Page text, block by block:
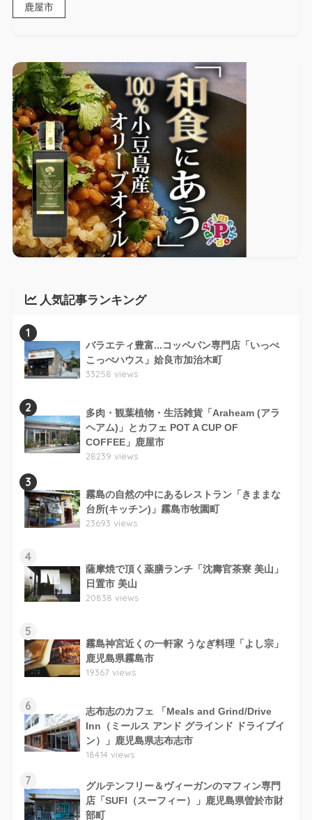
鹿屋市
人気記事ランキング
1
バラエティ豊富...コッペパン専門店「いっぺ
こっぺハウス」姶良市加治木町
33258 views
2
多肉・観葉植物・生活雑貨「Araheam (アラ
ヘアム)」とカフェ POT A CUP OF
COFFEE」鹿屋市
28239 views
3
霧島の自然の中にあるレストラン「きままな
台所(キッチン)」霧島市牧園町
23693 views
4
薩摩焼で頂く薬膳ランチ「沈壽官茶寮 美山」
日置市 美山
20838 views
5
霧島神宮近くの一軒家 うなぎ料理「よし宗」
鹿児島県霧島市
19367 views
6
志布志のカフェ 「Meals and Grind/Drive
Inn（ミールス アンド グラインド ドライブイ
ン）」鹿児島県志布志市
18414 views
7
グルテンフリー＆ヴィーガンのマフィン専門
店「SUFI（スーフィー）」鹿児島県曽於市財
部町